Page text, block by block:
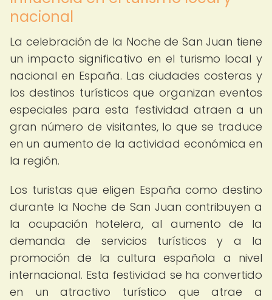
nacional
La celebración de la Noche de San Juan tiene
un impacto significativo en el turismo local y
nacional en España. Las ciudades costeras y
los destinos turísticos que organizan eventos
especiales para esta festividad atraen a un
gran número de visitantes, lo que se traduce
en un aumento de la actividad económica en
la región.
Los turistas que eligen España como destino
durante la Noche de San Juan contribuyen a
la ocupación hotelera, al aumento de la
demanda de servicios turísticos y a la
promoción de la cultura española a nivel
internacional. Esta festividad se ha convertido
en un atractivo turístico que atrae a